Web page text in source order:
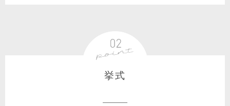
挙式